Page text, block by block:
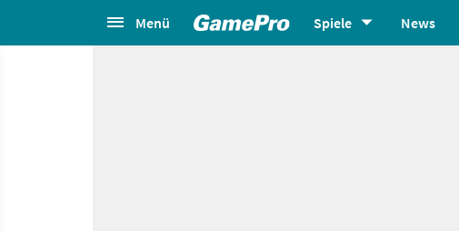
Menü Spiele News